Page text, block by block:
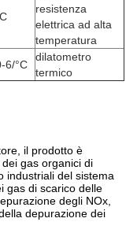
resistenza
elettrica ad alta
temperatura
6/°C
dilatometro
termico
il prodotto è
gas organici di
industriali del sistema
gas di scarico delle
degli NOx,
depurazione dei